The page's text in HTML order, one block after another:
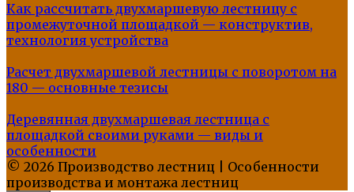
Как рассчитать двухмаршевую лестницу с
промежуточной площадкой — конструктив,
технология устройства
Расчет двухмаршевой лестницы с поворотом на
180 — основные тезисы
Деревянная двухмаршевая лестница с
площадкой своими руками — виды и
особенности
© 2026 Производство лестниц | Особенности
производства и монтажа лестниц